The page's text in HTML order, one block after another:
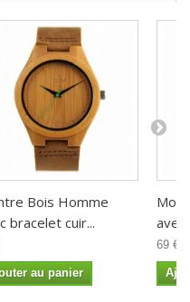
Bois Homme
bracelet cuir...
au panier
avec
69 €